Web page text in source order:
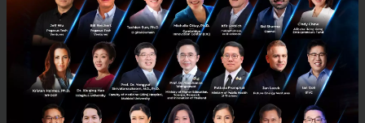
Y Combinator ระบุ Peter Thiel หมดวาระจาก Part-time
Partner แล้ว
Buzzfeed รายงานว่า Official Blog ของ Y Combinator เพิ่มข้อความ
“Peter Thiel is no longer affiliated with Y Combinator.” ที่เคย
ประกาศต้อนรับ Peter Thiel เข้าร่วมงานด้วย โดย BuzzFeed...